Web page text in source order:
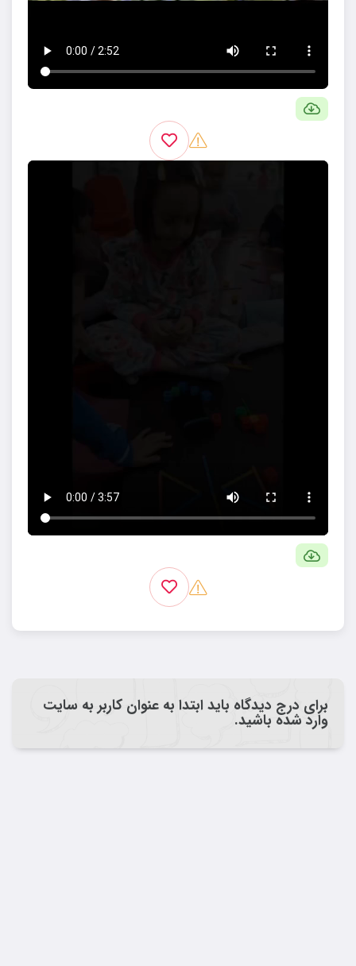
برای درج دیدگاه باید ابتدا به عنوان کاربر به سایت
وارد شده باشید.